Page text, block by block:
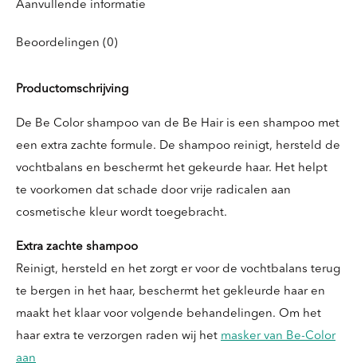
Aanvullende informatie
Beoordelingen (0)
Productomschrijving
De Be Color shampoo van de Be Hair is een shampoo met
een extra zachte formule. De shampoo reinigt, hersteld de
vochtbalans en beschermt het gekeurde haar. Het helpt
te voorkomen dat schade door vrije radicalen aan
cosmetische kleur wordt toegebracht.
Extra zachte shampoo
Reinigt, hersteld en het zorgt er voor de vochtbalans terug
te bergen in het haar, beschermt het gekleurde haar en
maakt het klaar voor volgende behandelingen. Om het
haar extra te verzorgen raden wij het masker van Be-Color
aan